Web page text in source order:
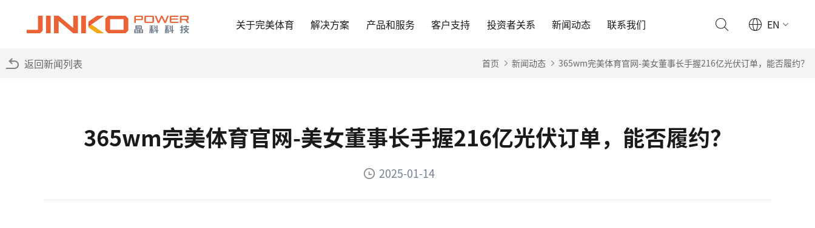
关于完美体育 解决方案 产品和服务 客户支持 投资者关系 新闻动态 联系我们 EN
返回新闻列表 首页 新闻动态 365wm完美体育官网-美女董事长手握216亿光伏订单，能否履约？
365wm完美体育官网-美女董事长手握216亿光伏订单，能否履约？
2025-01-14